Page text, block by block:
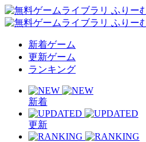
新着ゲーム
更新ゲーム
ランキング
新着
更新